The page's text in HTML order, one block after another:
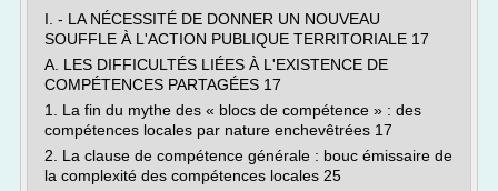
I. - LA NÉCESSITÉ DE DONNER UN NOUVEAU
SOUFFLE À L'ACTION PUBLIQUE TERRITORIALE 17
A. LES DIFFICULTÉS LIÉES À L'EXISTENCE DE
COMPÉTENCES PARTAGÉES 17
1. La fin du mythe des « blocs de compétence » : des
compétences locales par nature enchevêtrées 17
2. La clause de compétence générale : bouc émissaire de
la complexité des compétences locales 25